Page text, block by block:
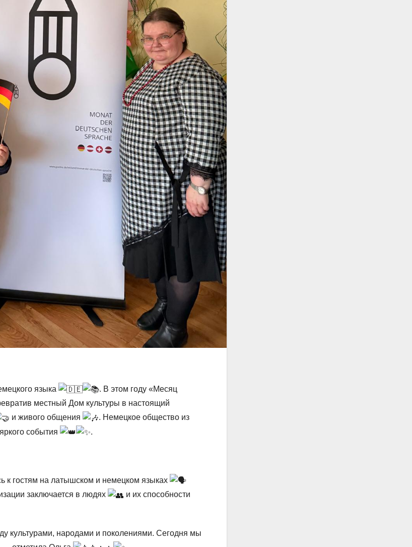
языка
. В этом году «Месяц
местный Дом культуры в настоящий
и живого общения
. Немецкое общество из
события
.
к гостям на латышском и немецком языках
заключается в людях
и их способности
культурами, народами и поколениями. Сегодня мы